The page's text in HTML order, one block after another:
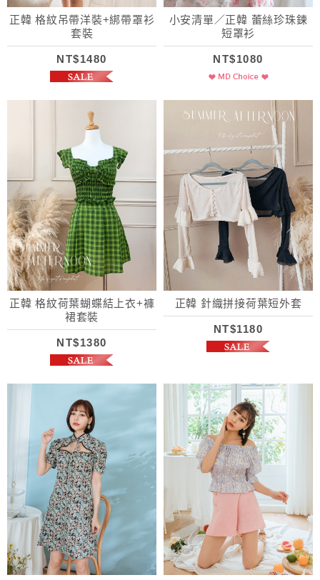
正韓 格紋吊帶洋裝+綁帶罩衫
套裝
NT$1480
小安清單／正韓 蕾絲珍珠鍊
短罩衫
NT$1080
正韓 格紋荷葉蝴蝶結上衣+褲
裙套裝
NT$1380
正韓 針織拼接荷葉短外套
NT$1180